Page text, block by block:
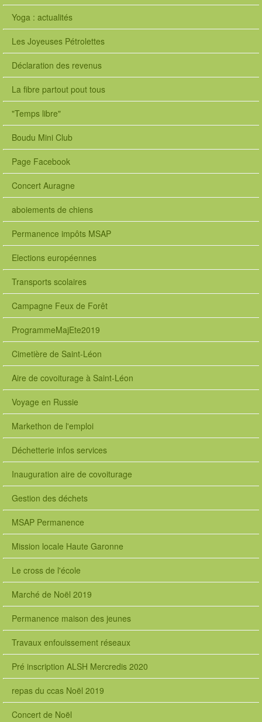
Yoga : actualités
Les Joyeuses Pétrolettes
Déclaration des revenus
La fibre partout pout tous
"Temps libre"
Boudu Mini Club
Page Facebook
Concert Auragne
aboiements de chiens
Permanence impôts MSAP
Elections européennes
Transports scolaires
Campagne Feux de Forêt
ProgrammeMajEte2019
Cimetière de Saint-Léon
Aire de covoiturage à Saint-Léon
Voyage en Russie
Markethon de l'emploi
Déchetterie infos services
Inauguration aire de covoiturage
Gestion des déchets
MSAP Permanence
Mission locale Haute Garonne
Le cross de l'école
Marché de Noël 2019
Permanence maison des jeunes
Travaux enfouissement réseaux
Pré inscription ALSH Mercredis 2020
repas du ccas Noël 2019
Concert de Noël